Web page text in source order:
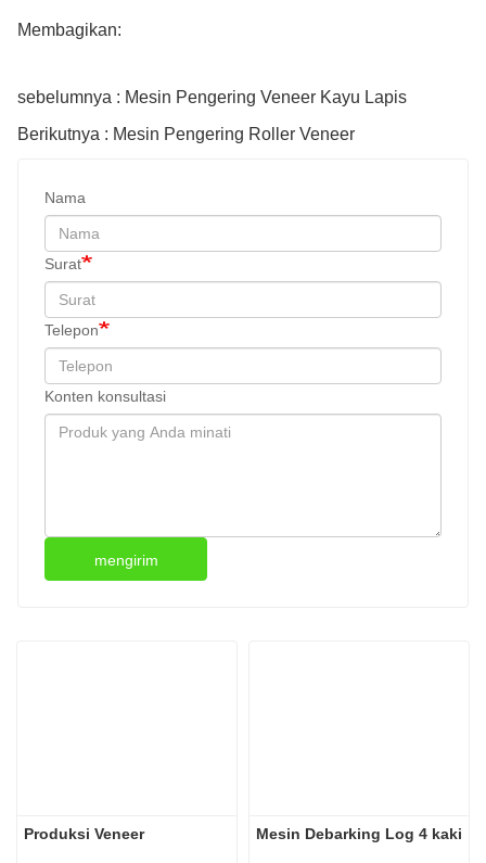
Membagikan:
sebelumnya : Mesin Pengering Veneer Kayu Lapis
Berikutnya : Mesin Pengering Roller Veneer
Nama
Surat
Telepon
Konten konsultasi
mengirim
Produksi Veneer Mesin Debarking Log 4 kaki